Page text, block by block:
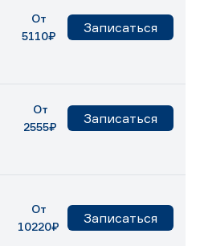
От
5110₽
Записаться
От
2555₽
Записаться
От
10220₽
Записаться